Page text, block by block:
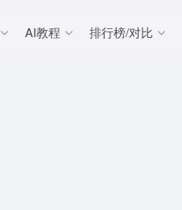
AI教程 排行榜/对比